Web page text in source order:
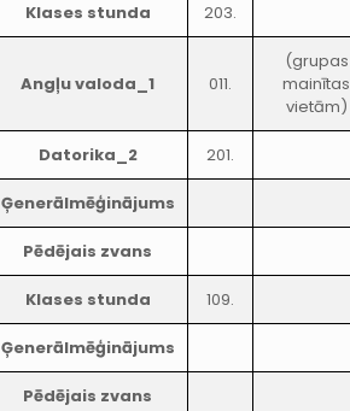
Klases stunda 203.
Angļu valoda_1 011.
(grupas
mainītas
vietām)
Datorika_2 201.
Ģenerālmēģinājums
Pēdējais zvans
Klases stunda 109.
Ģenerālmēģinājums
Pēdējais zvans